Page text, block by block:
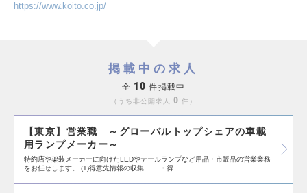
https://www.koito.co.jp/
掲載中の求人
全 10 件掲載中
うち非公開求人 0 件
【東京】営業職 ～グローバルトップシェアの車載
用ランプメーカー～
特約店や架装メーカーに向けたLEDやテールランプなど用品・市販品の営業業務
をお任せします。 (1)得意先情報の収集 ・得…